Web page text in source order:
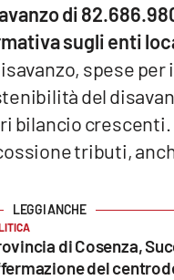
di
sugli enti
spese
del
bilancio crescenti.
tributi,
di Cosenza,
del